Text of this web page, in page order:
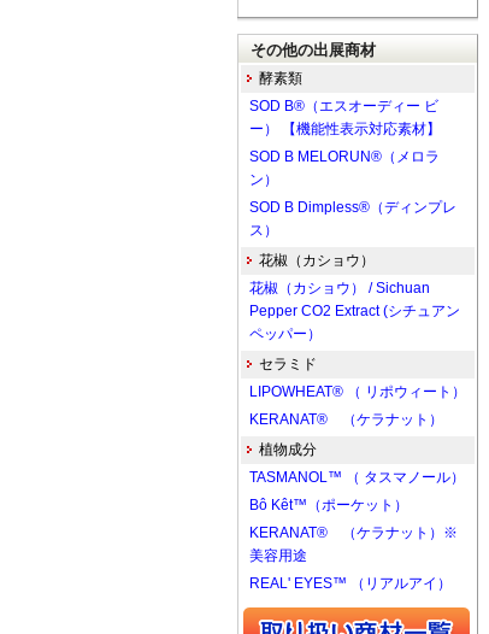
その他の出展商材
酵素類
SOD B®（エスオーディー ビ
ー） 【機能性表示対応素材】
SOD B MELORUN®（メロラ
ン）
SOD B Dimpless®（ディンプレ
ス）
花椒（カショウ）
花椒（カショウ） / Sichuan
Pepper CO2 Extract (シチュアン
ペッパー）
セラミド
LIPOWHEAT® （ リポウィート）
KERANAT® （ケラナット）
植物成分
TASMANOL™ （ タスマノール）
Bô Kêt™（ポーケット）
KERANAT® （ケラナット）※
美容用途
REAL' EYES™ （リアルアイ）